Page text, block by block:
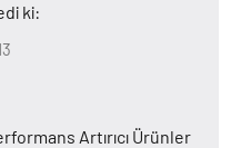
ki:
Artırıcı Ürünler